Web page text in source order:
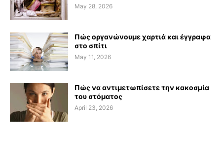
May 28, 2026
Πώς οργανώνουμε χαρτιά και έγγραφα
στο σπίτι
May 11, 2026
Πώς να αντιμετωπίσετε την κακοσμία
του στόματος
April 23, 2026